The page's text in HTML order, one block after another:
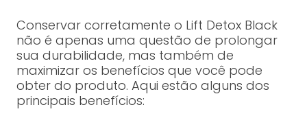
Conservar corretamente o Lift Detox Black
não é apenas uma questão de prolongar
sua durabilidade, mas também de
maximizar os benefícios que você pode
obter do produto. Aqui estão alguns dos
principais benefícios: